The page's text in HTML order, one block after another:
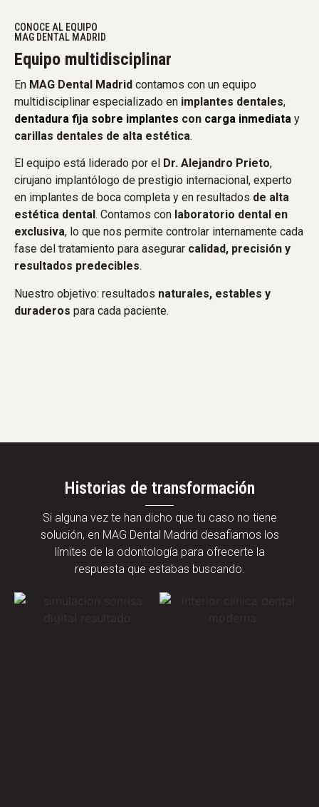
CONOCE AL EQUIPO
MAG DENTAL MADRID
Equipo multidisciplinar
En MAG Dental Madrid contamos con un equipo
multidisciplinar especializado en implantes dentales,
dentadura fija sobre implantes con carga inmediata y
carillas dentales de alta estética.
El equipo está liderado por el Dr. Alejandro Prieto,
cirujano implantólogo de prestigio internacional, experto
en implantes de boca completa y en resultados de alta
estética dental . Contamos con laboratorio dental en
exclusiva, lo que nos permite controlar internamente cada
fase del tratamiento para asegurar calidad, precisión y
resultados predecibles.
Nuestro objetivo: resultados naturales, estables y
duraderos para cada paciente.
Historias de transformación
Si alguna vez te han dicho que tu caso no tiene
solución, en MAG Dental Madrid desafiamos los
límites de la odontología para ofrecerte la
respuesta que estabas buscando.